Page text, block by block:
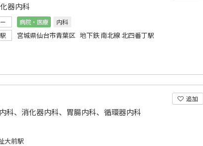
器内科
病院・医療
内科
宮城県仙台市青葉区 地下鉄 南北線 北四番丁駅
追加
科、消化器内科、胃腸内科、循環器内科
大前駅